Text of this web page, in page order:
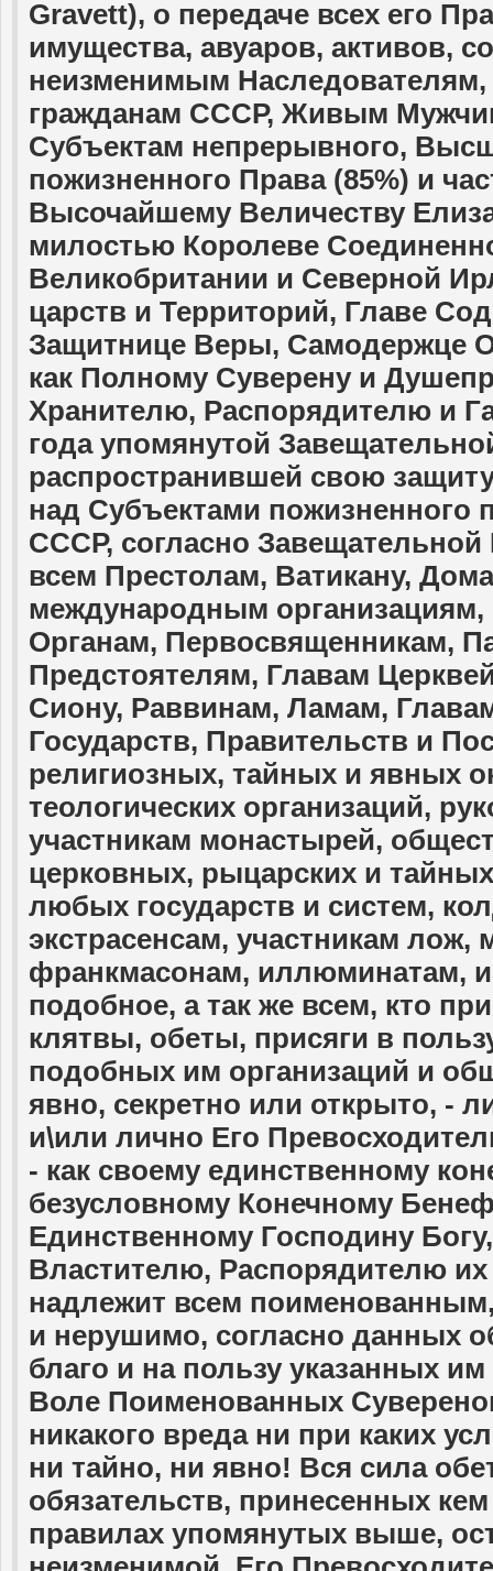
Gravett), о передаче всех его
имущества, авуаров, активов,
неизменимым
гражданам СССР, Живым
Субъектам непрерывного,
пожизненного Права (85%) и
Высочайшему Величеству
милостью Королеве
Великобритании и Северной
царств и Территорий, Главе
Защитнице Веры, Самодержце
как Полному Суверену и
Хранителю, Распорядителю и
года упомянутой
распространившей свою
над Субъектами пожизненного
СССР, согласно
всем Престолам, Ватикану,
международным
Органам, Первосвященникам,
Предстоятелям, Главам
Сиону, Раввинам, Ламам,
Государств, Правительств и
религиозных, тайных и явных
теологических организаций,
участникам монастырей,
церковных, рыцарских и
любых государств и систем,
экстрасенсам, участникам лож,
франкмасонам, иллюминатам, и
подобное, а так же всем, кто
клятвы, обеты, присяги в
подобных им организаций и
явно, секретно или открыто, -
и\или лично Его
- как своему единственному
безусловному Конечному
Единственному Господину
Властителю, Распорядителю
надлежит всем
и нерушимо, согласно данных
благо и на пользу указанных
Воле Поименованных
никакого вреда ни при каких
ни тайно, ни явно! Вся сила
обязательств, принесенных
правилах упомянутых выше,